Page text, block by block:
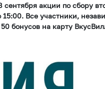
сентября акции по сбору
Все участники,
бонусов на карту